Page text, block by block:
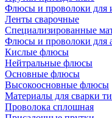
Флюсы и проволоки для
Ленты сварочные
Специализированные
Флюсы и проволоки для
Кислые флюсы
Нейтральные флюсы
Основные флюсы
Высокоосновные флюсы
Материалы для сварки
Проволока сплошная